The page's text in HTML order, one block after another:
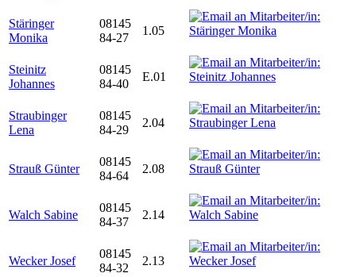
Stäringer
Monika
08145
84-27
1.05
Steinitz
Johannes
08145
84-40
E.01
Straubinger
Lena
08145
84-29
2.04
Strauß Günter
08145
84-64
2.08
Walch Sabine
08145
84-37
2.14
Wecker Josef
08145
84-32
2.13